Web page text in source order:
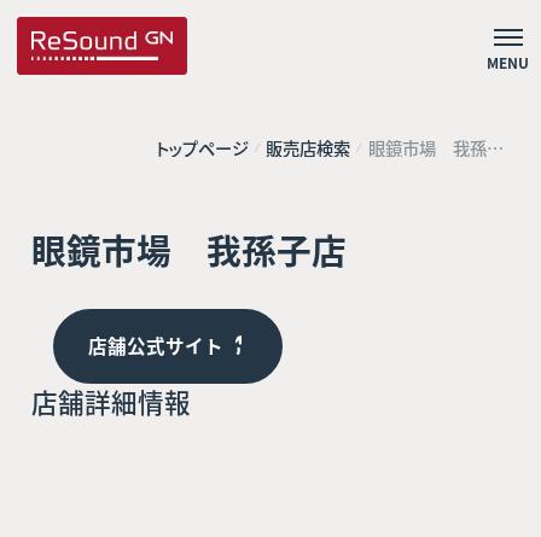
MENU
トップページ 販売店検索 眼鏡市場 我孫子
店
眼鏡市場 我孫子店
店舗公式サイト
店舗詳細情報